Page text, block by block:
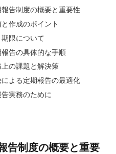
告制度の概要と重要性
作成のポイント
限について
告の具体的な手順
の課題と解決策
よる定期報告の最適化
実務のために
告制度の概要と重要